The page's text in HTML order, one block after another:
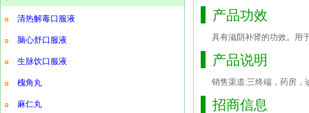
清热解毒口服液
脑心舒口服液
生脉饮口服液
槐角丸
麻仁丸
产品功效
具有滋阴补肾的功效。用
产品说明
销售渠道:三终端，药房，
招商信息